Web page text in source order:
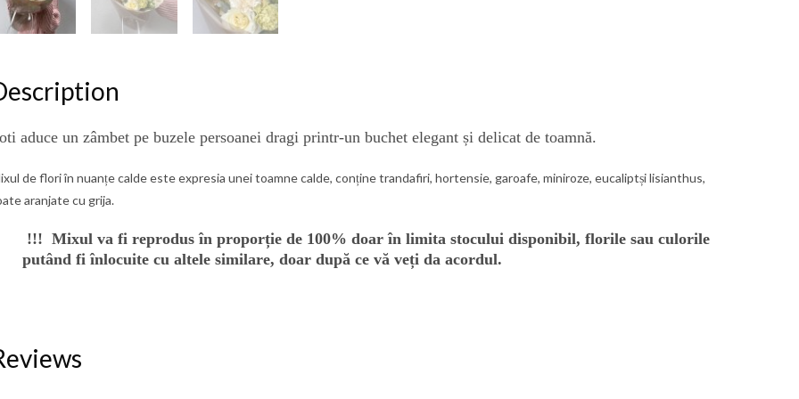
aduce un zâmbet pe buzele persoanei dragi printr-un buchet elegant și delicat de toamnă.
de flori în nuanțe calde este expresia unei toamne calde, conține trandafiri, hortensie, garoafe, miniroze, eucaliptșilisianthus,
aranjate cu grija.
!!! Mixul va fi reprodus în proporție de 100% doar în limita stocului disponibil, florile sau culorile
putând fi înlocuite cu altele similare, doar după ce vă veți da acordul.